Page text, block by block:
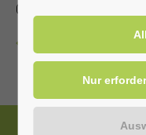
Ohne Anmeldung,